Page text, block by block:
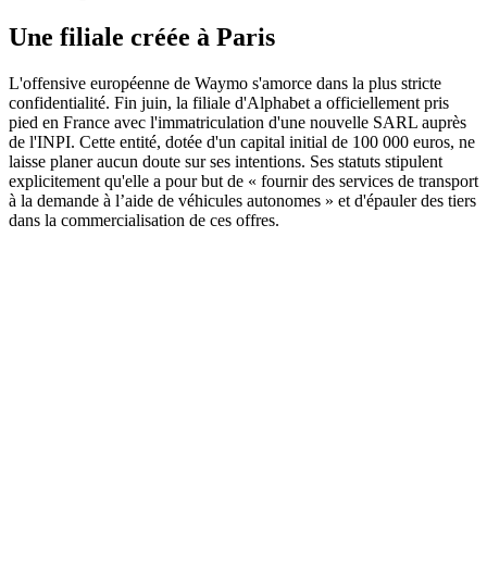
Une filiale créée à Paris
L'offensive européenne de Waymo s'amorce dans la plus stricte
confidentialité. Fin juin, la filiale d'Alphabet a officiellement pris
pied en France avec l'immatriculation d'une nouvelle SARL auprès
de l'INPI. Cette entité, dotée d'un capital initial de 100 000 euros, ne
laisse planer aucun doute sur ses intentions. Ses statuts stipulent
explicitement qu'elle a pour but de « fournir des services de transport
à la demande à l’aide de véhicules autonomes » et d'épauler des tiers
dans la commercialisation de ces offres.